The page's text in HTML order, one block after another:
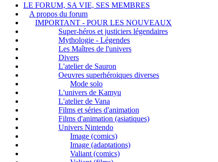
LE FORUM, SA VIE, SES MEMBRES
A propos du forum
IMPORTANT - POUR LES NOUVEAUX
Super-héros et justiciers légendaires
Mythologie - Légendes
Les Maîtres de l'univers
Divers
L'atelier de Sauron
Oeuvres superhéroiques diverses
Mode solo
L'univers de Kamyu
L'atelier de Vana
Films et séries d'animation
Films d'animation (asiatiques)
Univers Nintendo
Image (comics)
Image (adaptations)
Valiant (comics)